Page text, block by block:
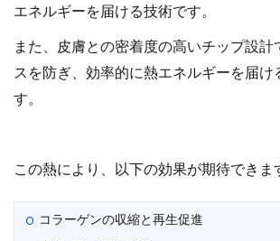
エネルギーを届ける技術です。
また、皮膚との密着度の高いチップ設計
スを防ぎ、効率的に熱エネルギーを届け
す。
この熱により、以下の効果が期待できま
コラーゲンの収縮と再生促進